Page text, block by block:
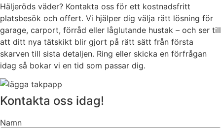
Häljeröds väder? Kontakta oss för ett kostnadsfritt
platsbesök och offert. Vi hjälper dig välja rätt lösning för
garage, carport, förråd eller låglutande hustak – och ser till
att ditt nya tätskikt blir gjort på rätt sätt från första
skarven till sista detaljen. Ring eller skicka en förfrågan
idag så bokar vi en tid som passar dig.
Kontakta oss idag!
Namn